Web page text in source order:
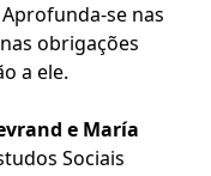
nas
obrigações
a ele.
e María
Sociais